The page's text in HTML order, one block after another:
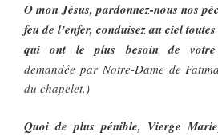
O mon Jésus, pardonnez-nous nos
feu de l’enfer, conduisez au ciel
qui ont le plus besoin de votre
demandée par Notre-Dame de
du chapelet.)
Quoi de plus pénible, Vierge